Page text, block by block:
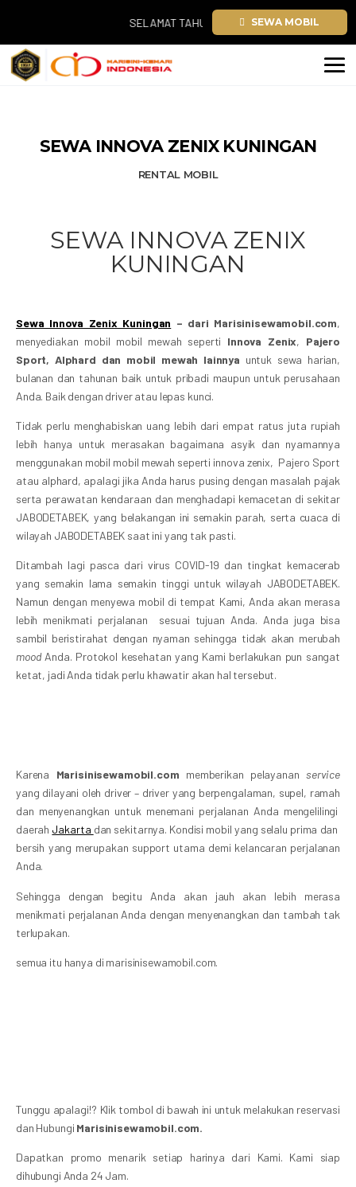
SELAMAT TAHUN BARU 2026. TEMUKAN SEWA
SEWA MOBIL
SEWA INNOVA ZENIX KUNINGAN
RENTAL MOBIL
SEWA INNOVA ZENIX
KUNINGAN
Sewa Innova Zenix Kuningan – dari Marisinisewamobil.com,
menyediakan mobil mobil mewah seperti Innova Zenix, Pajero
Sport, Alphard dan mobil mewah lainnya untuk sewa harian,
bulanan dan tahunan baik untuk pribadi maupun untuk perusahaan
Anda. Baik dengan driver atau lepas kunci.
Tidak perlu menghabiskan uang lebih dari empat ratus juta rupiah
lebih hanya untuk merasakan bagaimana asyik dan nyamannya
menggunakan mobil mobil mewah seperti innova zenix, Pajero Sport
atau alphard, apalagi jika Anda harus pusing dengan masalah pajak
serta perawatan kendaraan dan menghadapi kemacetan di sekitar
JABODETABEK, yang belakangan ini semakin parah, serta cuaca di
wilayah JABODETABEK saat ini yang tak pasti.
Ditambah lagi pasca dari virus COVID-19 dan tingkat kemacerab
yang semakin lama semakin tinggi untuk wilayah JABODETABEK.
Namun dengan menyewa mobil di tempat Kami, Anda akan merasa
lebih menikmati perjalanan sesuai tujuan Anda. Anda juga bisa
sambil beristirahat dengan nyaman sehingga tidak akan merubah
moodAnda. Protokol kesehatan yang Kami berlakukan pun sangat
ketat, jadi Anda tidak perlu khawatir akan hal tersebut.
Karena Marisinisewamobil.com memberikan pelayanan service
yang dilayani oleh driver – driver yang berpengalaman, supel, ramah
dan menyenangkan untuk menemani perjalanan Anda mengelilingi
daerah Jakarta dan sekitarnya. Kondisi mobil yang selalu prima dan
bersih yang merupakan support utama demi kelancaran perjalanan
Anda.
Sehingga dengan begitu Anda akan jauh akan lebih merasa
menikmati perjalanan Anda dengan menyenangkan dan tambah tak
terlupakan.
semua itu hanya di marisinisewamobil.com.
Tunggu apalagi!? Klik tombol di bawah ini untuk melakukan reservasi
dan Hubungi Marisinisewamobil.com.
Dapatkan promo menarik setiap harinya dari Kami. Kami siap
dihubungi Anda 24 Jam.